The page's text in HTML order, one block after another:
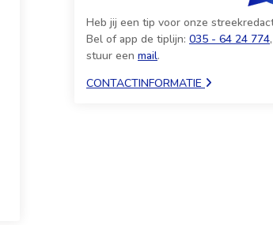
Heb jij een tip voor onze
Bel of app de tiplijn: 035 - 64 24 774
stuur een mail.
CONTACTINFORMATIE